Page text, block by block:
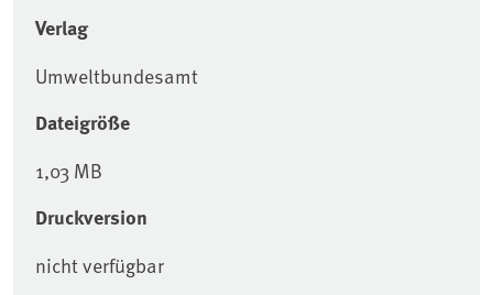
Verlag
Umweltbundesamt
Dateigröße
1,03 MB
Druckversion
nicht verfügbar